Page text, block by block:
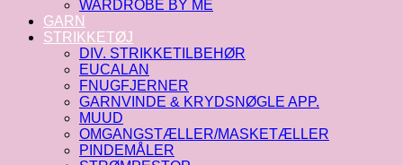
WARDROBE BY ME
GARN
STRIKKETØJ
DIV. STRIKKETILBEHØR
EUCALAN
FNUGFJERNER
GARNVINDE & KRYDSNØGLE APP.
MUUD
OMGANGSTÆLLER/MASKETÆLLER
PINDEMÅLER